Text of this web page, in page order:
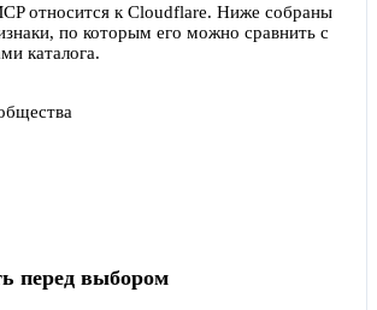
относится к Cloudflare. Ниже собраны
по которым его можно сравнить с
каталога.
перед выбором